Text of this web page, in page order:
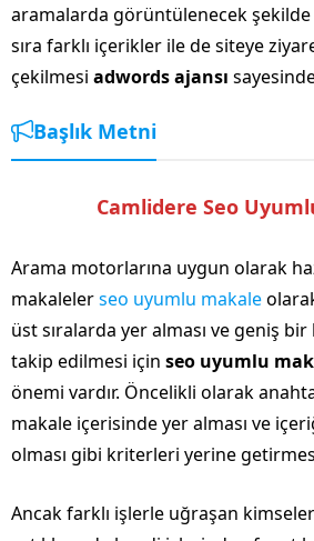
aramalarda görüntülenecek şekilde
sıra farklı içerikler ile de siteye
çekilmesi adwords ajansı
Başlık Metni
Camlidere Seo
Arama motorlarına uygun olarak
makalelerseo uyumlu makale
üst sıralarda yer alması ve geniş
takip edilmesi için seo uyumlu
önemi vardır. Öncelikli olarak
makale içerisinde yer alması ve
olması gibi kriterleri yerine
Ancak farklı işlerle uğraşan